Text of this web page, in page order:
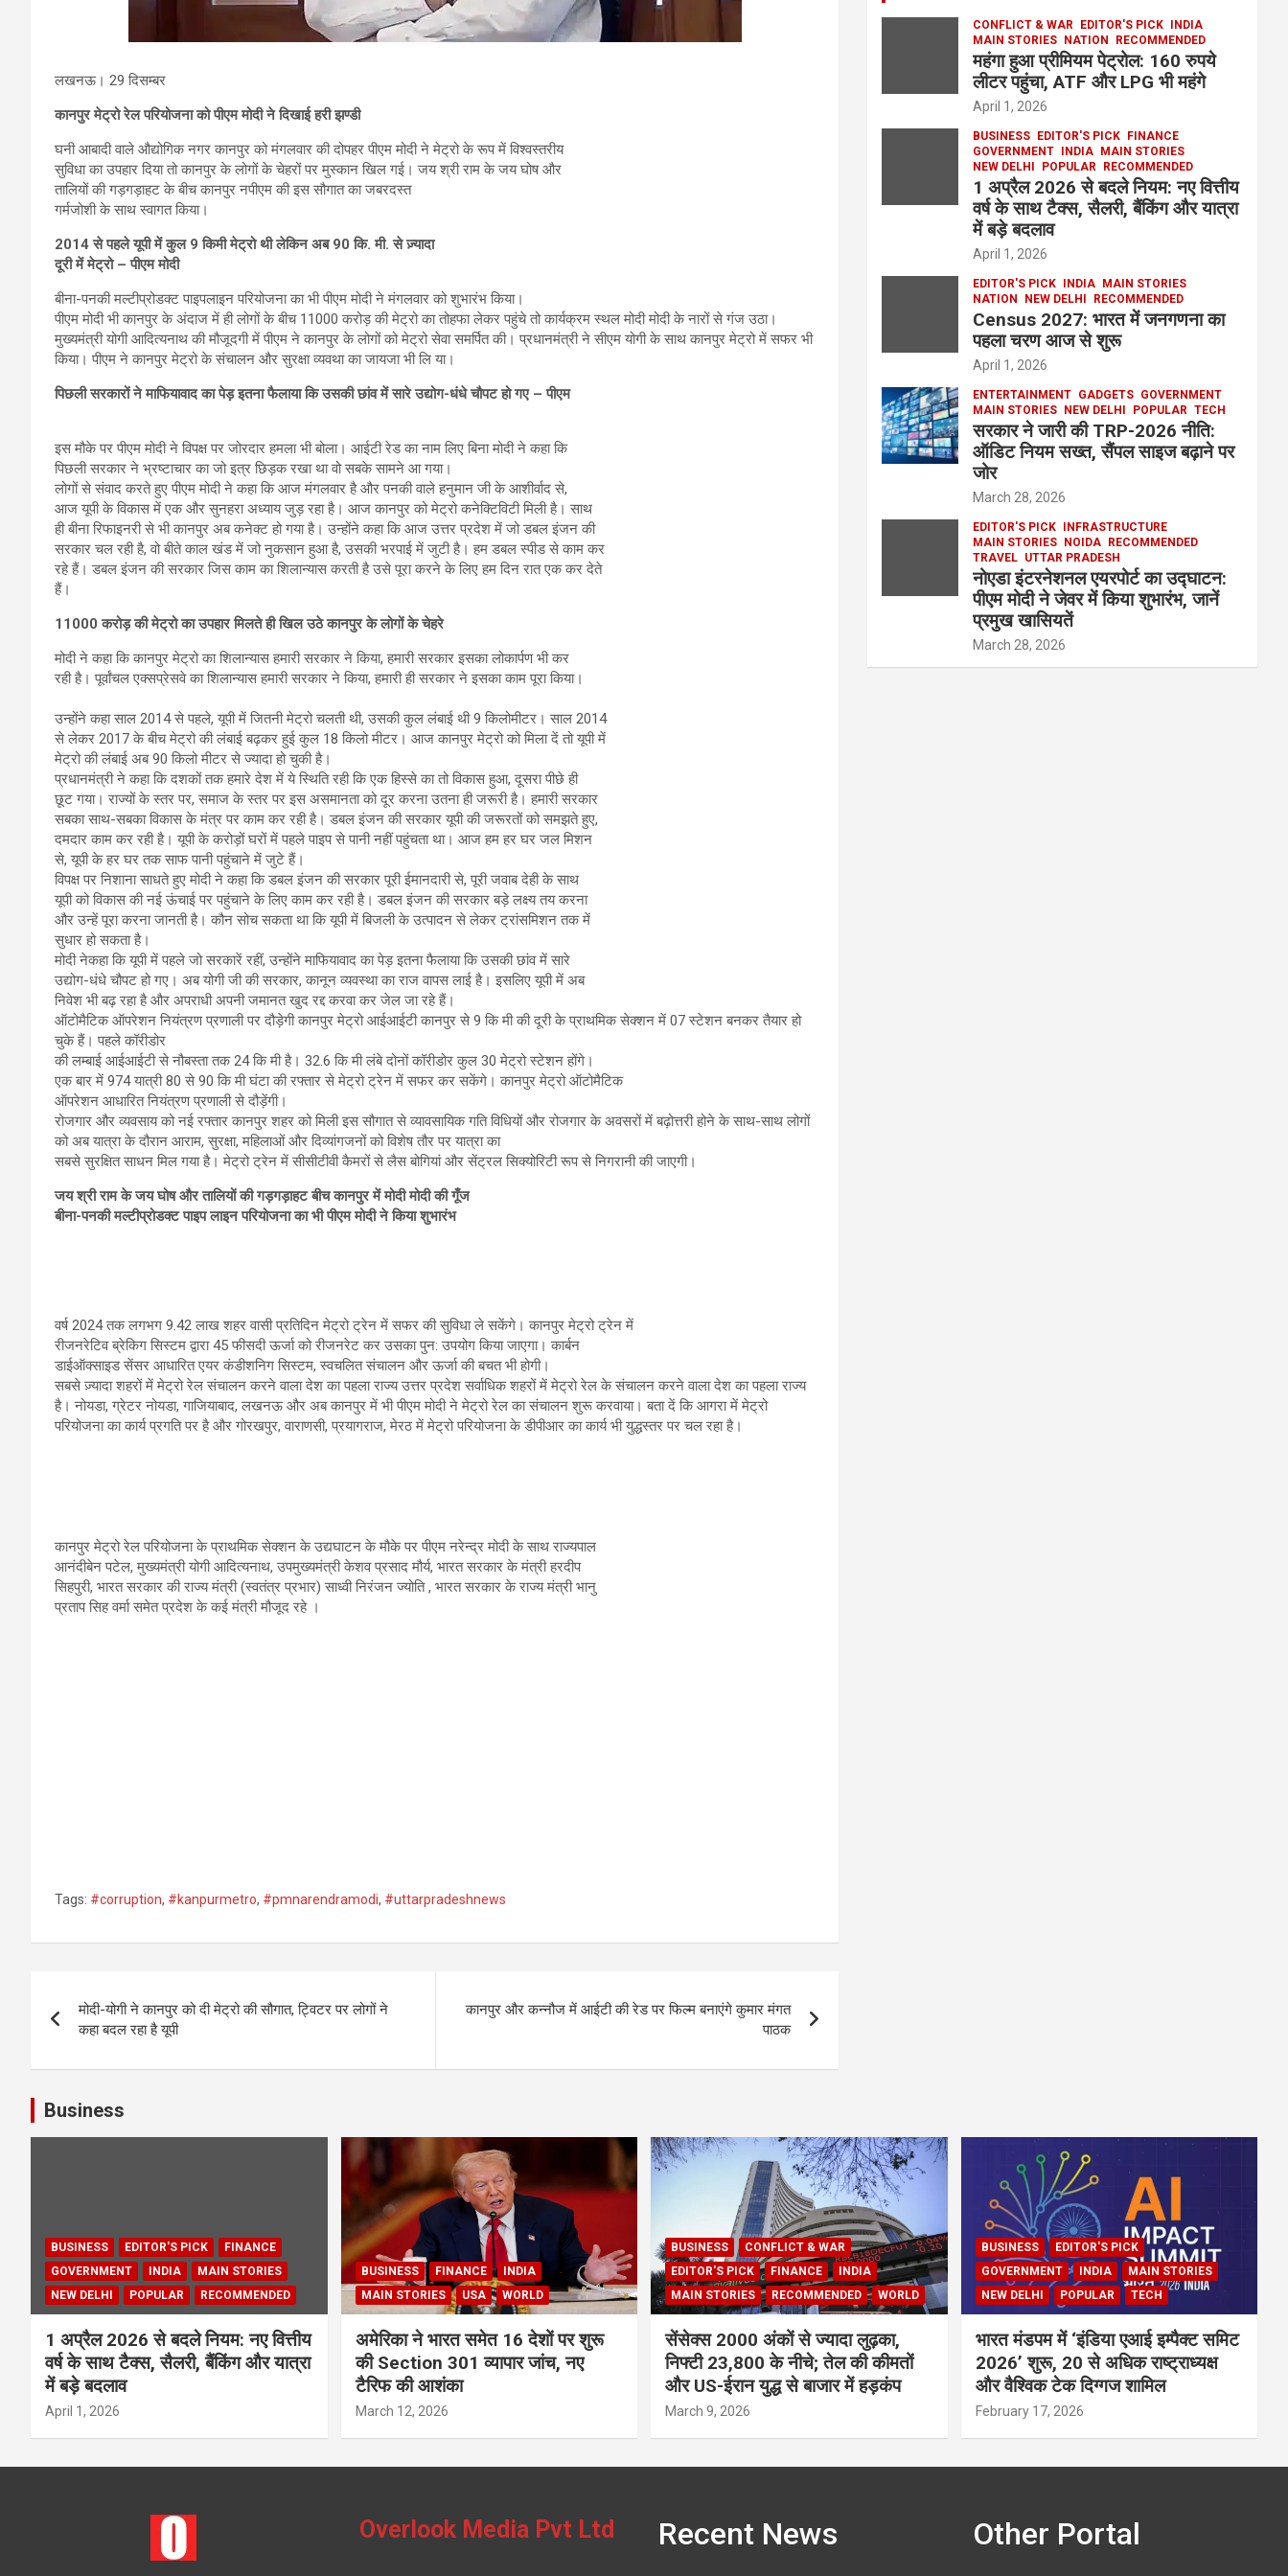
लखनऊ। 29 दिसम्बर
कानपुर मेट्रो रेल परियोजना को पीएम मोदी ने दिखाई हरी झण्डी
घनी आबादी वाले औद्योगिक नगर कानपुर को मंगलवार की दोपहर पीएम मोदी ने मेट्रो के रूप में विश्वस्तरीय
सुविधा का उपहार दिया तो कानपुर के लोगों के चेहरों पर मुस्कान खिल गई। जय श्री राम के जय घोष और
तालियों की गड़गड़ाहट के बीच कानपुर नपीएम की इस सौगात का जबरदस्त
गर्मजोशी के साथ स्वागत किया।
2014 से पहले यूपी में कुल 9 किमी मेट्रो थी लेकिन अब 90 कि. मी. से ज़्यादा
दूरी में मेट्रो – पीएम मोदी
बीना-पनकी मल्टीप्रोडक्ट पाइपलाइन परियोजना का भी पीएम मोदी ने मंगलवार को शुभारंभ किया।
पीएम मोदी भी कानपुर के अंदाज में ही लोगों के बीच 11000 करोड़ की मेट्रो का तोहफा लेकर पहुंचे तो कार्यक्रम स्थल मोदी मोदी के नारों से गंज उठा।
मुख्यमंत्री योगी आदित्यनाथ की मौजूदगी में पीएम ने कानपुर के लोगों को मेट्रो सेवा समर्पित की। प्रधानमंत्री ने सीएम योगी के साथ कानपुर मेट्रो में सफर भी
किया। पीएम ने कानपुर मेट्रो के संचालन और सुरक्षा व्यवथा का जायजा भी लि या।
पिछली सरकारों ने माफियावाद का पेड़ इतना फैलाया कि उसकी छांव में सारे उद्योग-धंधे चौपट हो गए – पीएम
इस मौके पर पीएम मोदी ने विपक्ष पर जोरदार हमला भी बोला। आईटी रेड का नाम लिए बिना मोदी ने कहा कि
पिछली सरकार ने भ्रष्टाचार का जो इत्र छिड़क रखा था वो सबके सामने आ गया।
लोगों से संवाद करते हुए पीएम मोदी ने कहा कि आज मंगलवार है और पनकी वाले हनुमान जी के आशीर्वाद से,
आज यूपी के विकास में एक और सुनहरा अध्याय जुड़ रहा है। आज कानपुर को मेट्रो कनेक्टिविटी मिली है। साथ
ही बीना रिफाइनरी से भी कानपुर अब कनेक्ट हो गया है। उन्होंने कहा कि आज उत्तर प्रदेश में जो डबल इंजन की
सरकार चल रही है, वो बीते काल खंड में जो नुकसान हुआ है, उसकी भरपाई में जुटी है। हम डबल स्पीड से काम कर
रहे हैं। डबल इंजन की सरकार जिस काम का शिलान्यास करती है उसे पूरा करने के लिए हम दिन रात एक कर देते
हैं।
11000 करोड़ की मेट्रो का उपहार मिलते ही खिल उठे कानपुर के लोगों के चेहरे
मोदी ने कहा कि कानपुर मेट्रो का शिलान्यास हमारी सरकार ने किया, हमारी सरकार इसका लोकार्पण भी कर
रही है। पूर्वांचल एक्सप्रेसवे का शिलान्यास हमारी सरकार ने किया, हमारी ही सरकार ने इसका काम पूरा किया।
उन्होंने कहा साल 2014 से पहले, यूपी में जितनी मेट्रो चलती थी, उसकी कुल लंबाई थी 9 किलोमीटर। साल 2014
से लेकर 2017 के बीच मेट्रो की लंबाई बढ़कर हुई कुल 18 किलो मीटर। आज कानपुर मेट्रो को मिला दें तो यूपी में
मेट्रो की लंबाई अब 90 किलो मीटर से ज्यादा हो चुकी है।
प्रधानमंत्री ने कहा कि दशकों तक हमारे देश में ये स्थिति रही कि एक हिस्से का तो विकास हुआ, दूसरा पीछे ही
छूट गया। राज्यों के स्तर पर, समाज के स्तर पर इस असमानता को दूर करना उतना ही जरूरी है। हमारी सरकार
सबका साथ-सबका विकास के मंत्र पर काम कर रही है। डबल इंजन की सरकार यूपी की जरूरतों को समझते हुए,
दमदार काम कर रही है। यूपी के करोड़ों घरों में पहले पाइप से पानी नहीं पहुंचता था। आज हम हर घर जल मिशन
से, यूपी के हर घर तक साफ पानी पहुंचाने में जुटे हैं।
विपक्ष पर निशाना साधते हुए मोदी ने कहा कि डबल इंजन की सरकार पूरी ईमानदारी से, पूरी जवाब देही के साथ
यूपी को विकास की नई ऊंचाई पर पहुंचाने के लिए काम कर रही है। डबल इंजन की सरकार बड़े लक्ष्य तय करना
और उन्हें पूरा करना जानती है। कौन सोच सकता था कि यूपी में बिजली के उत्पादन से लेकर ट्रांसमिशन तक में
सुधार हो सकता है।
मोदी नेकहा कि यूपी में पहले जो सरकारें रहीं, उन्होंने माफियावाद का पेड़ इतना फैलाया कि उसकी छांव में सारे
उद्योग-धंधे चौपट हो गए। अब योगी जी की सरकार, कानून व्यवस्था का राज वापस लाई है। इसलिए यूपी में अब
निवेश भी बढ़ रहा है और अपराधी अपनी जमानत खुद रद्द करवा कर जेल जा रहे हैं।
ऑटोमैटिक ऑपरेशन नियंत्रण प्रणाली पर दौड़ेगी कानपुर मेट्रो आईआईटी कानपुर से 9 कि मी की दूरी के प्राथमिक सेक्शन में 07 स्टेशन बनकर तैयार हो
चुके हैं। पहले कॉरीडोर
की लम्बाई आईआईटी से नौबस्ता तक 24 कि मी है। 32.6 कि मी लंबे दोनों कॉरीडोर कुल 30 मेट्रो स्टेशन होंगे।
एक बार में 974 यात्री 80 से 90 कि मी घंटा की रफ्तार से मेट्रो ट्रेन में सफर कर सकेंगे। कानपुर मेट्रो ऑटोमैटिक
ऑपरेशन आधारित नियंत्रण प्रणाली से दौड़ेंगी।
रोजगार और व्यवसाय को नई रफ्तार कानपुर शहर को मिली इस सौगात से व्यावसायिक गति विधियों और रोजगार के अवसरों में बढ़ोत्तरी होने के साथ-साथ लोगों
को अब यात्रा के दौरान आराम, सुरक्षा, महिलाओं और दिव्यांगजनों को विशेष तौर पर यात्रा का
सबसे सुरक्षित साधन मिल गया है। मेट्रो ट्रेन में सीसीटीवी कैमरों से लैस बोगियां और सेंट्रल सिक्योरिटी रूप से निगरानी की जाएगी।
जय श्री राम के जय घोष और तालियों की गड़गड़ाहट बीच कानपुर में मोदी मोदी की गूँज
बीना-पनकी मल्टीप्रोडक्ट पाइप लाइन परियोजना का भी पीएम मोदी ने किया शुभारंभ
वर्ष 2024 तक लगभग 9.42 लाख शहर वासी प्रतिदिन मेट्रो ट्रेन में सफर की सुविधा ले सकेंगे। कानपुर मेट्रो ट्रेन में
रीजनरेटिव ब्रेकिग सिस्टम द्वारा 45 फीसदी ऊर्जा को रीजनरेट कर उसका पुन: उपयोग किया जाएगा। कार्बन
डाईऑक्साइड सेंसर आधारित एयर कंडीशनिग सिस्टम, स्वचलित संचालन और ऊर्जा की बचत भी होगी।
सबसे ज़्यादा शहरों में मेट्रो रेल संचालन करने वाला देश का पहला राज्य उत्तर प्रदेश सर्वाधिक शहरों में मेट्रो रेल के संचालन करने वाला देश का पहला राज्य
है। नोयडा, ग्रेटर नोयडा, गाजियाबाद, लखनऊ और अब कानपुर में भी पीएम मोदी ने मेट्रो रेल का संचालन शुरू करवाया। बता दें कि आगरा में मेट्रो
परियोजना का कार्य प्रगति पर है और गोरखपुर, वाराणसी, प्रयागराज, मेरठ में मेट्रो परियोजना के डीपीआर का कार्य भी युद्धस्तर पर चल रहा है।
कानपुर मेट्रो रेल परियोजना के प्राथमिक सेक्शन के उद्यघाटन के मौके पर पीएम नरेन्द्र मोदी के साथ राज्यपाल
आनंदीबेन पटेल, मुख्यमंत्री योगी आदित्यनाथ, उपमुख्यमंत्री केशव प्रसाद मौर्य, भारत सरकार के मंत्री हरदीप
सिहपुरी, भारत सरकार की राज्य मंत्री (स्वतंत्र प्रभार) साध्वी निरंजन ज्योति , भारत सरकार के राज्य मंत्री भानु
प्रताप सिह वर्मा समेत प्रदेश के कई मंत्री मौजूद रहे ।
Tags: #corruption, #kanpurmetro, #pmnarendramodi, #uttarpradeshnews
navigation
मोदी-योगी ने कानपुर को दी मेट्रो की सौगात, ट्विटर पर लोगों ने
कहा बदल रहा है यूपी
कानपुर और कन्नौज में आईटी की रेड पर फिल्म बनाएंगे कुमार मंगत
पाठक
CONFLICT & WAR EDITOR'S PICK INDIA
MAIN STORIES NATION RECOMMENDED
महंगा हुआ प्रीमियम पेट्रोल: 160 रुपये
लीटर पहुंचा, ATF और LPG भी महंगे
April 1, 2026
BUSINESS EDITOR'S PICK FINANCE
GOVERNMENT INDIA MAIN STORIES
NEW DELHI
POPULAR RECOMMENDED
1 अप्रैल 2026 से बदले नियम: नए वित्तीय
वर्ष के साथ टैक्स, सैलरी, बैंकिंग और यात्रा
में बड़े बदलाव
April 1, 2026
EDITOR'S PICK INDIA MAIN STORIES
NATION
NEW DELHI RECOMMENDED
Census 2027: भारत में जनगणना का
पहला चरण आज से शुरू
April 1, 2026
ENTERTAINMENT GADGETS GOVERNMENT
MAIN STORIES NEW DELHI POPULAR TECH
सरकार ने जारी की TRP-2026 नीति:
ऑडिट नियम सख्त, सैंपल साइज बढ़ाने पर
जोर
March 28, 2026
EDITOR'S PICK INFRASTRUCTURE
MAIN STORIES NOIDA RECOMMENDED
TRAVEL UTTAR PRADESH
नोएडा इंटरनेशनल एयरपोर्ट का उद्घाटन:
पीएम मोदी ने जेवर में किया शुभारंभ, जानें
प्रमुख खासियतें
March 28, 2026
Business
BUSINESS EDITOR'S PICK
FINANCE
GOVERNMENT
INDIA
MAIN STORIES
NEW DELHI
POPULAR RECOMMENDED
1 अप्रैल 2026 से बदले नियम: नए वित्तीय
वर्ष के साथ टैक्स, सैलरी, बैंकिंग और यात्रा
में बड़े बदलाव
April 1, 2026
BUSINESS FINANCE
INDIA
MAIN STORIES
USA WORLD
अमेरिका ने भारत समेत 16 देशों पर शुरू
की Section 301 व्यापार जांच, नए
टैरिफ की आशंका
March 12, 2026
BUSINESS
CONFLICT & WAR
EDITOR'S PICK
FINANCE
INDIA
MAIN STORIES
RECOMMENDED WORLD
सेंसेक्स 2000 अंकों से ज्यादा लुढ़का,
निफ्टी 23,800 के नीचे; तेल की कीमतों
और US-ईरान युद्ध से बाजार में हड़कंप
March 9, 2026
BUSINESS
EDITOR'S PICK
GOVERNMENT
INDIA
MAIN STORIES
NEW DELHI
POPULAR TECH
भारत मंडपम में ‘इंडिया एआई इम्पैक्ट समिट
2026’ शुरू, 20 से अधिक राष्ट्राध्यक्ष
और वैश्विक टेक दिग्गज शामिल
February 17, 2026
Overlook Media Pvt Ltd Recent News Other Portal